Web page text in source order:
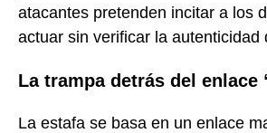
atacantes pretenden incitar a los
actuar sin verificar la autenticidad
La trampa detrás del enlace
La estafa se basa en un enlace